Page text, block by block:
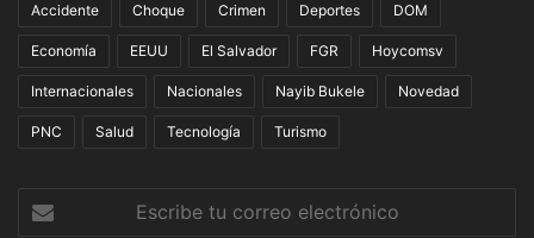
Accidente Choque Crimen Deportes DOM
Economía EEUU El Salvador FGR Hoycomsv
Internacionales Nacionales Nayib Bukele Novedad
PNC Salud Tecnología Turismo